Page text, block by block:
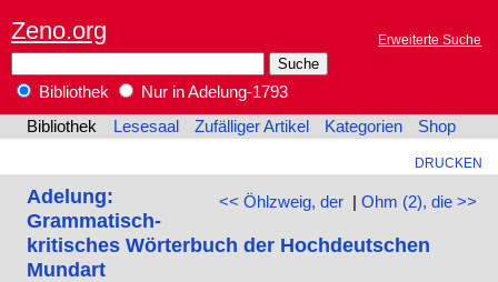
Zeno.org Erweiterte Suche
Bibliothek
Nur in Adelung-1793
Bibliothek
Lesesaal Zufälliger Artikel Kategorien Shop
DRUCKEN
<< Öhlzweig, der| Ohm (2), die >>
Adelung:
Grammatisch-
kritisches Wörterbuch der Hochdeutschen
Mundart